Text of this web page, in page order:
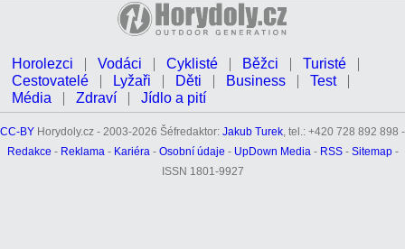
Horolezci Vodáci Cyklisté Běžci
Turisté
Cestovatelé
Lyžaři Děti Business
Test
Média
Zdraví Jídlo a pití
CC-BY Horydoly.cz - 2003-2026 Šéfredaktor: Jakub Turek, tel.: +420 728 892 898 -
Redakce - Reklama- Kariéra- Osobní údaje - UpDown Media- RSS- Sitemap-
ISSN 1801-9927